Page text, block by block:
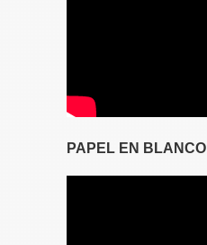
PAPEL EN BLANCO